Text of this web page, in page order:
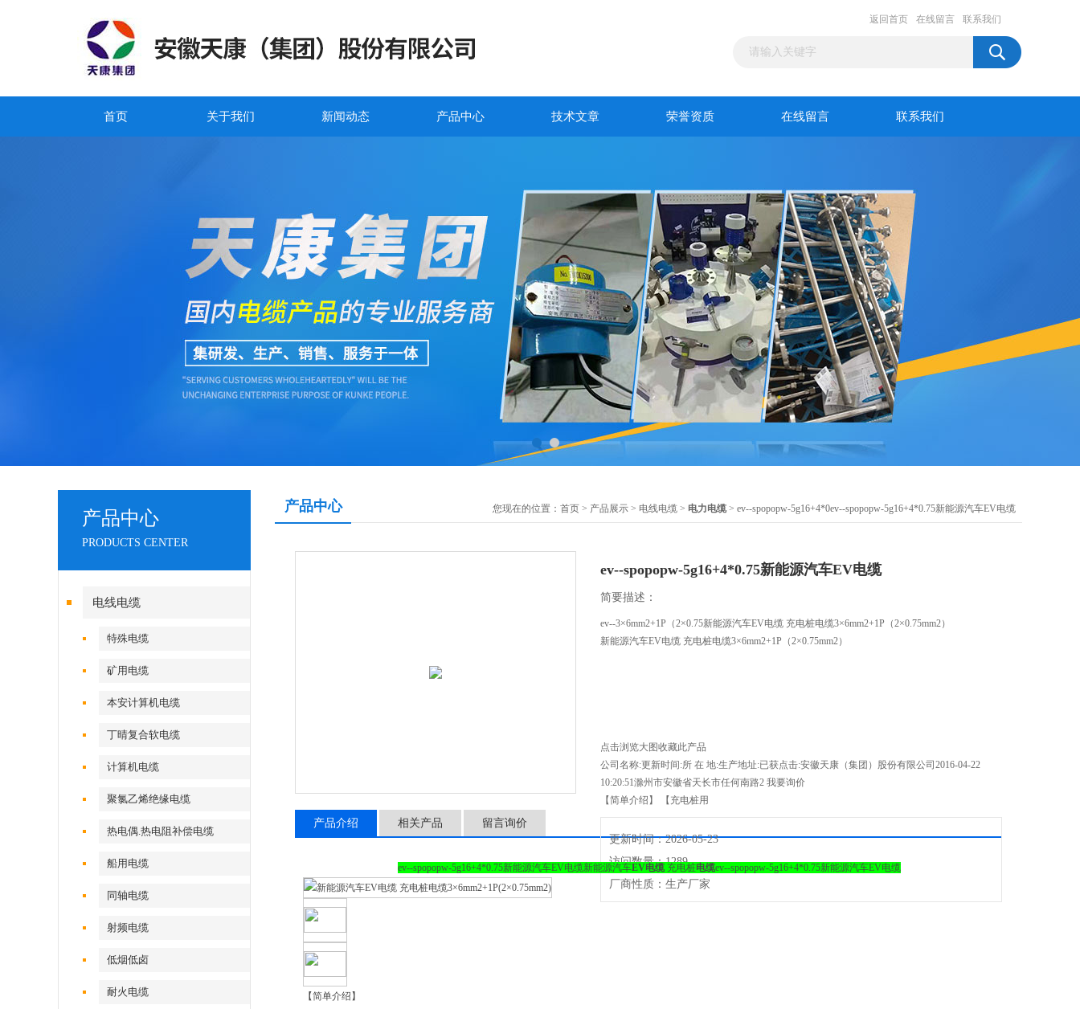
返回首页 在线留言 联系我们
首页 关于我们 新闻动态 产品中心 技术文章 荣誉资质 在线留言 联系我们
产品中心
PRODUCTS CENTER
电线电缆
特殊电缆
矿用电缆
本安计算机电缆
丁晴复合软电缆
计算机电缆
聚氯乙烯绝缘电缆
热电偶.热电阻补偿电缆
船用电缆
同轴电缆
射频电缆
低烟低卤
耐火电缆
产品中心 您现在的位置： 首页 > 产品展示 > 电线电缆 > 电力电缆 > ev--spopopw-5g16+4*0ev--spopopw-5g16+4*0.75新能源汽车EV电缆
ev--spopopw-5g16+4*0.75新能源汽车EV电缆
简要描述：
ev--3×6mm2+1P（2×0.75新能源汽车EV电缆 充电桩电缆3×6mm2+1P（2×0.75mm2）
新能源汽车EV电缆 充电桩电缆3×6mm2+1P（2×0.75mm2）
点击浏览大图收藏此产品
公司名称:更新时间:所 在 地:生产地址:已获点击:安徽天康（集团）股份有限公司2016-04-22
10:20:51滁州市安徽省天长市任何南路2 我要询价
【简单介绍】 【充电桩用
更新时间：2026-05-23
访问数量：1289
厂商性质：生产厂家
产品介绍 相关产品 留言询价
ev--spopopw-5g16+4*0.75新能源汽车EV电缆新能源汽车EV电缆 充电桩电缆ev--spopopw-5g16+4*0.75新能源汽车EV电缆
【简单介绍】